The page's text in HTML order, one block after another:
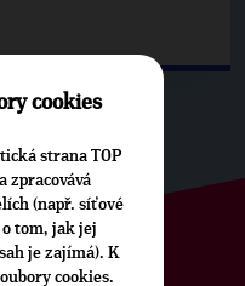
cookies
strana TOP
zpracovává
(např. síťové
tom, jak jej
je zajímá). K
cookies.